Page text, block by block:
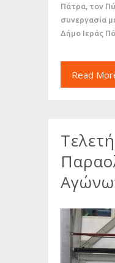
Πάτρα, τον
συνεργασία
Δήμο Ιεράς
Read